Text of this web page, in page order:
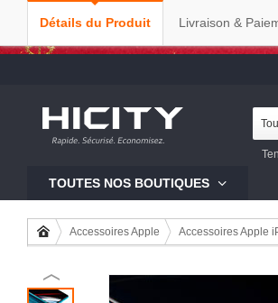
TOUTES NOS BOUTIQUES
Accessoires Apple Accessoires Apple
Détails du Produit Livraison &